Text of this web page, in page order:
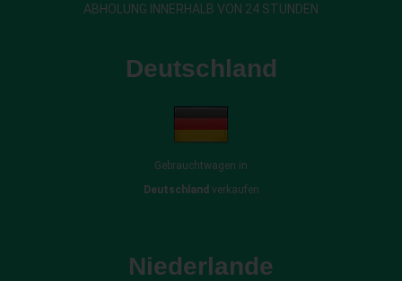
ABHOLUNG INNERHALB VON 24 STUNDEN
Deutschland
Gebrauchtwagen in
Deutschland verkaufen
Niederlande